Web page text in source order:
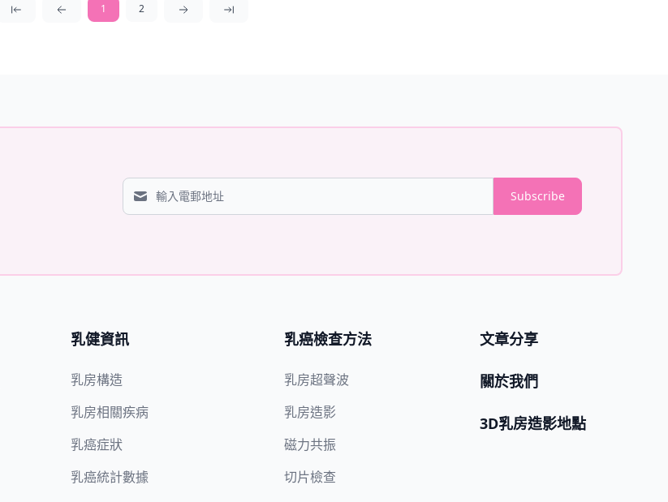
1 2
Subscribe
乳健資訊
乳房構造
乳房相關疾病
乳癌症狀
乳癌統計數據
乳癌檢查方法
乳房超聲波
乳房造影
磁力共振
切片檢查
文章分享
關於我們
3D乳房造影地點